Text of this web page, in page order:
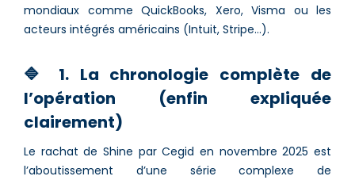
mondiaux comme QuickBooks, Xero, Visma ou les
acteurs intégrés américains (Intuit, Stripe…).
🔷 1. La chronologie complète de
l’opération (enfin expliquée
clairement)
Le rachat de Shine par Cegid en novembre 2025 est
l’aboutissement d’une série complexe de